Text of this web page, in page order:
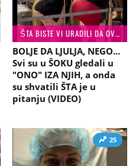
ŠTA BISTE VI URADILI DA OVO VIDITE?
BOLJE DA LJULJA, NEGO...
Svi su u ŠOKU gledali u
"ONO" IZA NJIH, a onda
su shvatili ŠTA je u
pitanju (VIDEO)
25